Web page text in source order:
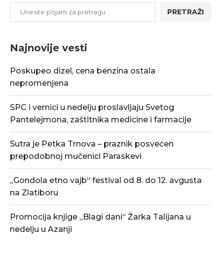
PRETRAŽI
Najnovije vesti
Poskupeo dizel, cena benzina ostala
nepromenjena
SPC i vernici u nedelju proslavljaju Svetog
Pantelejmona, zaštitnika medicine i farmacije
Sutra je Petka Trnova – praznik posvećen
prepodobnoj mučenici Paraskevi
„Gondola etno vajb“ festival od 8. do 12. avgusta
na Zlatiboru
Promocija knjige „Blagi dani“ Žarka Talijana u
nedelju u Azanji